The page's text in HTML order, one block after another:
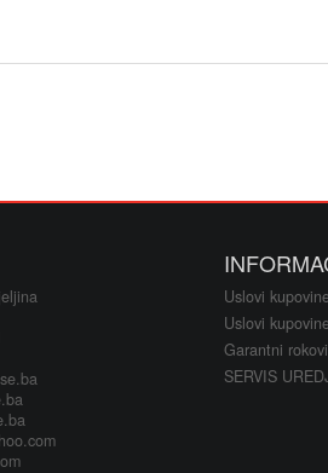
Uslovi
Uslovi
Garantni
SERVIS